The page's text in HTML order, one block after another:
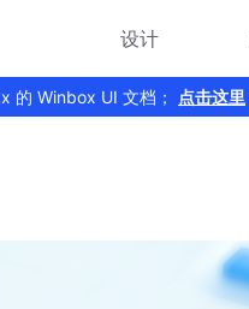
设计
的 Winbox UI 文档； 点击这里